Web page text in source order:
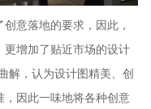
意落地的要求，因此，
增加了贴近市场的设计
解，认为设计图精美、创
因此一味地将各种创意